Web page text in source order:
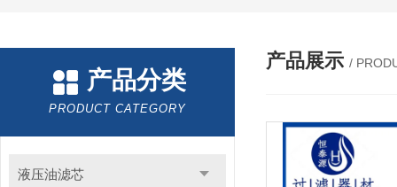
产品分类
PRODUCT CATEGORY
液压油滤芯
产品展示 /